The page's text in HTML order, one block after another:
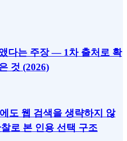
다는 주장 — 1차 출처로 확
것 (2026)
도 웹 검색을 생략하지 않
로 본 인용 선택 구조